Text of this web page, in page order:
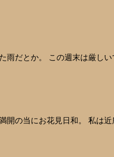
だとか。 この週末は厳しい
の当にお花見日和。 私は